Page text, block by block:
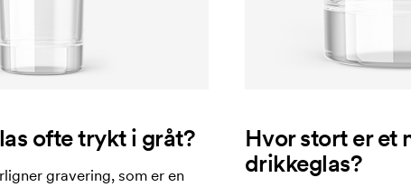
ofte trykt i gråt?
gravering, som er en
Hvor stort er et
drikkeglas?